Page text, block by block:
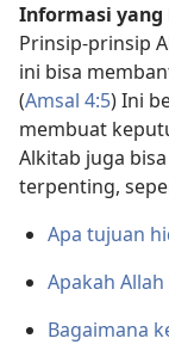
Informasi
Prinsip-prinsip
ini bisa
(Amsal 4:5) Ini
membuat
Alkitab juga
terpenting,
Apa tujuan
Apakah
Bagaimana